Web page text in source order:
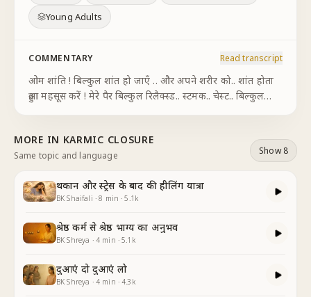
Young Adults
COMMENTARY Read transcript
ओम शांति ! बिल्कुल शांत हो जाएँ .. और अपने शरीर को.. शांत होता
हुआ महसूस करें ! मेरे पैर बिल्कुल रिलैक्स्ड.. स्टमक.. चेस्ट.. बिल्कुल
MORE IN KARMIC CLOSURE
Same topic and language Show 8
थकान और स्ट्रेस के बाद की हीलिंग यात्रा
BK Shaifali ·8 min ·5.1k
श्रेष्ठ कर्म से श्रेष्ठ भाग्य का अनुभव
BK Shreya · 4 min ·5.1k
दुआएं दो दुआएं लो
BK Shreya · 4 min ·4.3k